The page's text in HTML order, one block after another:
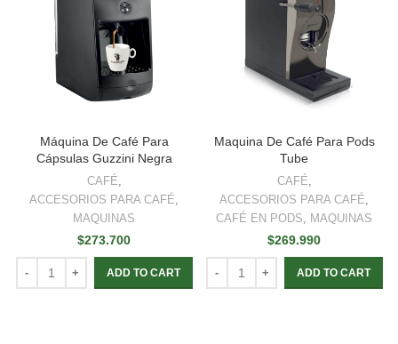
Máquina De Café Para
Cápsulas Guzzini Negra
CAFÉ,
ACCESORIOS PARA CAFÉ,
MAQUINAS
$273.700
ADD TO CART
Maquina De Café Para Pods
Tube
CAFÉ,
ACCESORIOS PARA CAFÉ,
CAFÉ EN PODS, MAQUINAS
$269.990
ADD TO CART